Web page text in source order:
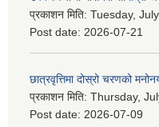
प्रकाशन मिति: Tuesday,
Post date: 2026-07-21
छात्रवृत्तिमा दोस्रो चरणको
प्रकाशन मिति: Thursday,
Post date: 2026-07-09